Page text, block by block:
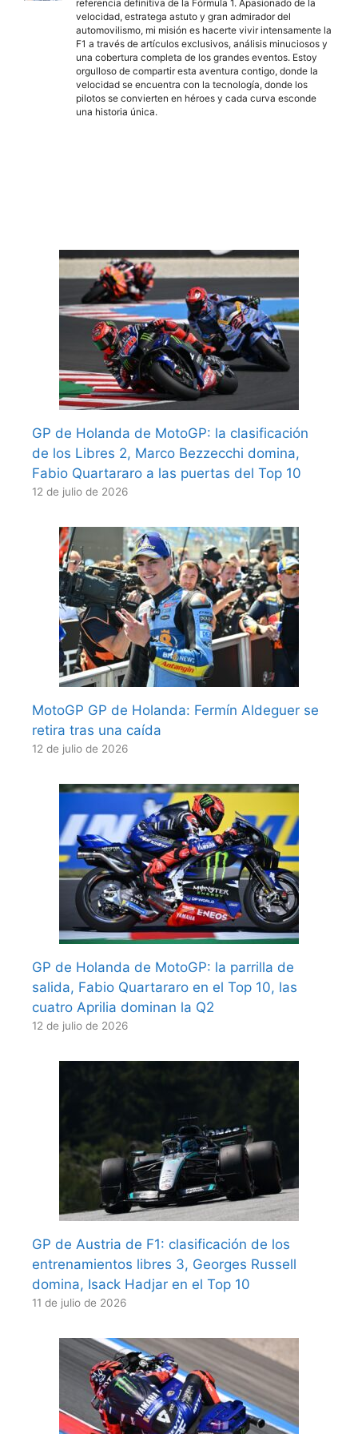
referencia definitiva de la Fórmula 1. Apasionado de la
velocidad, estratega astuto y gran admirador del
automovilismo, mi misión es hacerte vivir intensamente la
F1 a través de artículos exclusivos, análisis minuciosos y
una cobertura completa de los grandes eventos. Estoy
orgulloso de compartir esta aventura contigo, donde la
velocidad se encuentra con la tecnología, donde los
pilotos se convierten en héroes y cada curva esconde
una historia única.
GP de Holanda de MotoGP: la clasificación
de los Libres 2, Marco Bezzecchi domina,
Fabio Quartararo a las puertas del Top 10
12 de julio de 2026
MotoGP GP de Holanda: Fermín Aldeguer se
retira tras una caída
12 de julio de 2026
GP de Holanda de MotoGP: la parrilla de
salida, Fabio Quartararo en el Top 10, las
cuatro Aprilia dominan la Q2
12 de julio de 2026
GP de Austria de F1: clasificación de los
entrenamientos libres 3, Georges Russell
domina, Isack Hadjar en el Top 10
11 de julio de 2026